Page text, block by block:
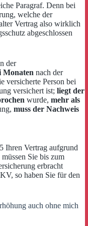
Paragraf. Denn bei
welche der
Vertrag also wirklich
abgeschlossen
der
Monaten nach der
versicherte Person bei
versichert ist; liegt der
wurde, mehr als
muss der Nachweis
Ihren Vertrag aufgrund
Sie bis zum
erbracht
so haben Sie für den
auch ohne mich